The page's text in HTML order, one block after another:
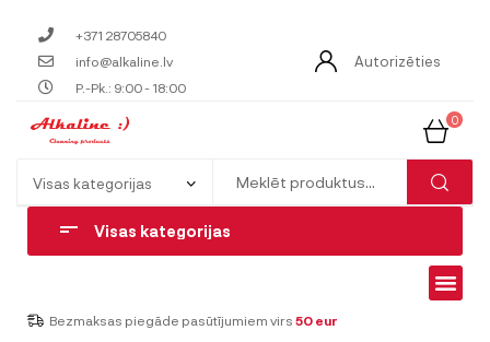
+371 28705840
info@alkaline.lv
P.-Pk.: 9:00 - 18:00
Autorizēties
0
Visas kategorijas
Bezmaksas piegāde pasūtījumiem virs 50 eur